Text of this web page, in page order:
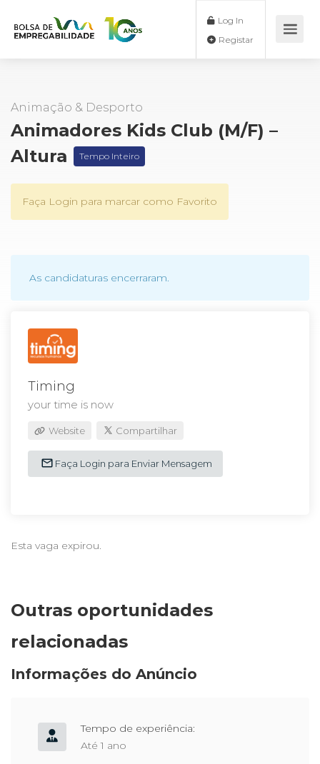
Log In
Animação & Desporto
Animadores Kids Club (M/F) –
Altura
Tempo Inteiro
Faça Login para marcar como Favorito
As candidaturas encerraram.
Timing
your time is now
Website Compartilhar
Faça Login para Enviar Mensagem
Esta vaga expirou.
Outras oportunidades
relacionadas
Informações do Anúncio
Tempo de experiência:
Até 1 ano